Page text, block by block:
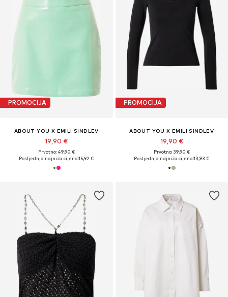
PROMOCIJA
ABOUT YOU X EMILI SINDLEV
19,90 €
Prvotno: 49,90 €
Posljednja najniža cijena:15,92 €
PROMOCIJA
ABOUT YOU X EMILI SINDLEV
19,90 €
Prvotno: 39,90 €
Posljednja najniža cijena:13,93 €